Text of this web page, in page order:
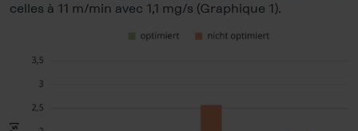
celles à 11 m/min avec 1,1 mg/s (Graphique 1).